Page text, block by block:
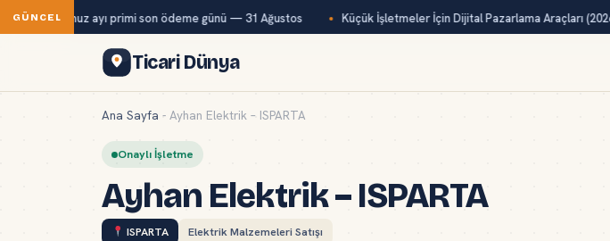
GÜNCEL
Kur temmuz ayı primi son ödeme günü — 31 Ağustos Küçük İşletmeler İçin Dijital Pazarlama Araçları (2026)
Ticari Dünya
Ana Sayfa - Ayhan Elektrik – ISPARTA
Onaylı İşletme
Ayhan Elektrik – ISPARTA
ISPARTA Elektrik Malzemeleri Satışı